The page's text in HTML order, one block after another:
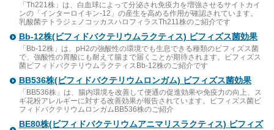
「Th221株」は、白血球によって分泌され免疫力を増強させるサイトカイ
ンの「インターロイキン-12」の産生を高める作用が確認されています。
乳酸菌テトラジェノコッカスハロフィラスTh211株のご紹介です
Bb-12株(ビフィドバクテリウムラクティス) ビフィズス菌効果
「Bb-12株」は、pH2の強酸性の環境でも生息できる種類のビフィズス菌
で、強酸性の胃酸にも耐えて腸まで届くことが期待されます。ビフィズス
菌ビフィドバクテリウムラクティスBb-12株のご紹介です
BB536株(ビフィドバクテリウムロンガム) ビフィズス菌効果
「BB536株」は、腸内環境を改善して便通の促進効果や免疫力の向上、ス
ギ花粉アレルギーに対する改善効果が報告されています。ビフィズス菌ビ
フィドバクテリウムロンガムBB536株のご紹介
BE80株(ビフィドバクテリウムアニマリスラクティス) ビフィズ